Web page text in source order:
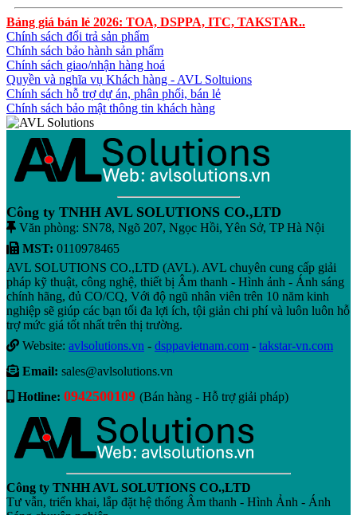
Bảng giá bán lẻ 2026: TOA, DSPPA, ITC, TAKSTAR..
Chính sách đổi trả sản phẩm
Chính sách bảo hành sản phẩm
Chính sách giao/nhận hàng hoá
Quyền và nghĩa vụ Khách hàng - AVL Soltuions
Chính sách hỗ trợ dự án, phân phối, bán lẻ
Chính sách bảo mật thông tin khách hàng
Công ty TNHH AVL SOLUTIONS CO.,LTD
Văn phòng: SN78, Ngõ 207, Ngọc Hồi, Yên Sở, TP Hà Nội
MST: 0110978465
AVL SOLUTIONS CO.,LTD (AVL). AVL chuyên cung cấp giải
pháp kỹ thuật, công nghệ, thiết bị Âm thanh - Hình ảnh - Ánh sáng
chính hãng, đủ CO/CQ, Với độ ngũ nhân viên trên 10 năm kinh
nghiệp sẽ giúp các bạn tối đa lợi ích, tội giản chi phí và luôn luôn hỗ
trợ mức giá tốt nhất trên thị trường.
Website: avlsolutions.vn - dsppavietnam.com - takstar-vn.com
Email: sales@avlsolutions.vn
Hotline: 0942500109 (Bán hàng - Hỗ trợ giải pháp)
Công ty TNHH AVL SOLUTIONS CO.,LTD
Tư vẫn, triển khai, lắp đặt hệ thống Âm thanh - Hình Ảnh - Ánh